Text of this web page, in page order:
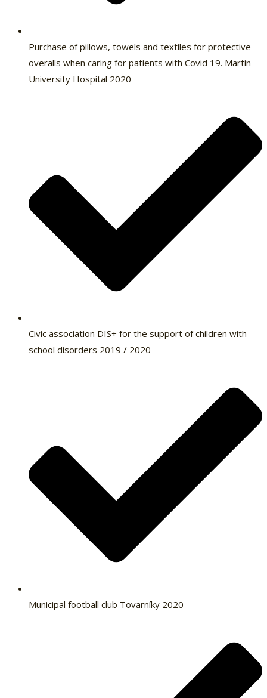
Purchase of pillows, towels and textiles for protective
overalls when caring for patients with Covid 19. Martin
University Hospital 2020
Civic association DIS+ for the support of children with
school disorders 2019 / 2020
Municipal football club Tovarníky 2020